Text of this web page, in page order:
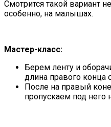
Смотрится такой вариант
особенно, на малышах.
Мастер-класс:
Берем ленту и
длина правого конца
После на правый
пропускаем под него